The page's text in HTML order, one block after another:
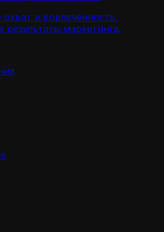
и вовлечённость,
результаты маркетинга.